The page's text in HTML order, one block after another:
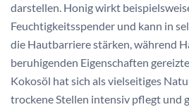
darstellen. Honig wirkt
Feuchtigkeitsspender und kann in
die Hautbarriere stärken, während
beruhigenden Eigenschaften
Kokosöl hat sich als vielseitiges
trockene Stellen intensiv pflegt und